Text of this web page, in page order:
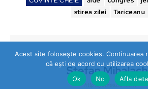
stirea zilei
Tariceanu
Stefan
https://stireazilei.com
Acest site folosește cookies. Continuarea
că ești de acord cu utilizarea
Ok
No Afla